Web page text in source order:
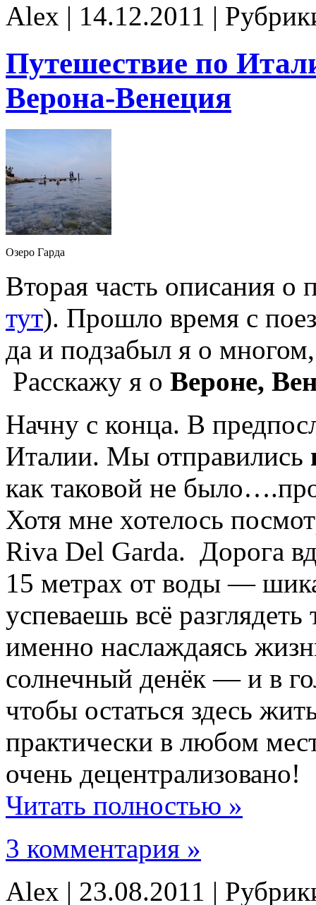
Alex | 14.12.2011 |
Путешествие по
Верона-Венеция
Озеро Гарда
Вторая часть описания о
тут). Прошло время с
да и подзабыл я о
Расскажу я о Вероне,
Начну с конца. В
Италии. Мы отправились
как таковой не
Хотя мне хотелось
Riva Del Garda. Дорога
15 метрах от воды —
успеваешь всё
именно наслаждаясь
солнечный денёк — и в
чтобы остаться здесь
практически в любом
очень децентрализовано!
Читать полностью »
3 комментария »
Alex | 23.08.2011 |